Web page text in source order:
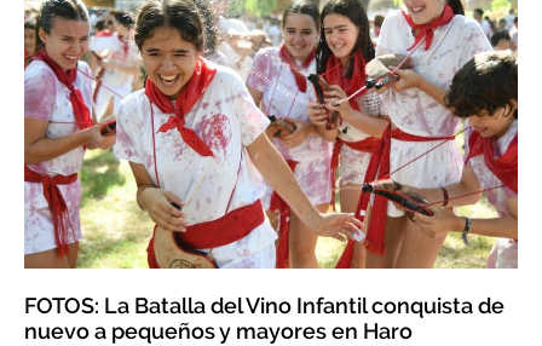
FOTOS: La Batalla del Vino Infantil conquista de
nuevo a pequeños y mayores en Haro